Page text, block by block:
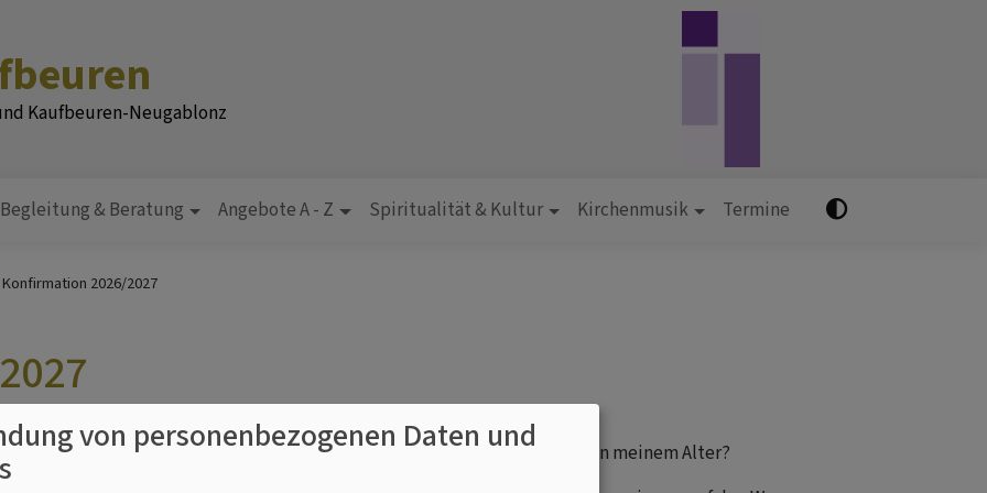
Kaufbeuren-Neugablonz
Begleitung & Beratung Angebote A - Z Spiritualität & Kultur Kirchenmusik Termine
Konfirmation 2026/2027
Leben? Wie wichtig sind Glaube und Religion eigentlich für andere in meinem Alter?
von personenbezogenen Daten und